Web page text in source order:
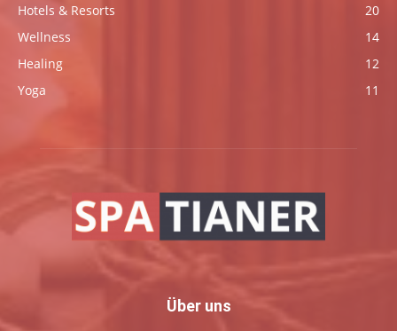
Hotels & Resorts
20
Wellness
14
Healing
12
Yoga
11
Über uns